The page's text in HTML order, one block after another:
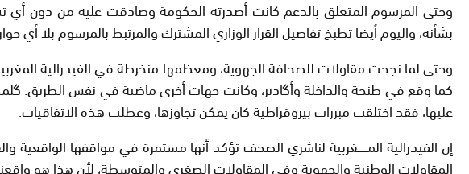
وحتى المرسوم المتعلق بالدعم كانت أصدرته الحكومة وصادقت عليه من دون أي
بشأنه، واليوم أيضا تطبخ تفاصيل القرار الوزاري المشترك والمرتبط بالمرسوم بلا أي
وحتى لما نجحت مقاولات للصحافة الجهوية، ومعظمها منخرطة في الفيدرالية
كما وقع في طنجة والداخلة وأگادير، وكانت جهات أخرى ماضية في نفس الطريق:
عليها، فقد اختلقت مبررات بيروقراطية كان يمكن تجاوزها، وعطلت هذه الاتفاقيات.
إن الفيدرالية المــــــغربية لناشري الصحف تؤكد أنها مستمرة في مواقفها
المقاولات الوطنية والجهوية وفي المقاولات الصغرى والمتوسطة، لأن هذا هو